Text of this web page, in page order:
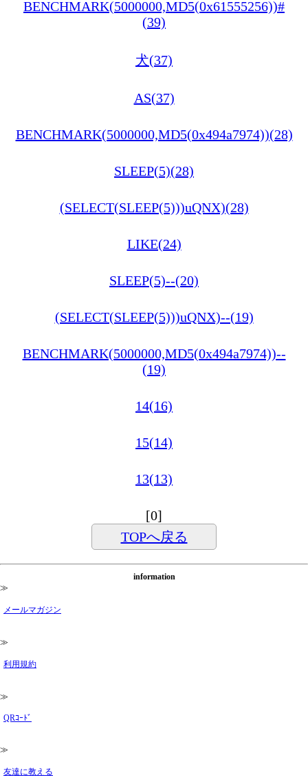
BENCHMARK(5000000,MD5(0x61555256))#
(39)
犬(37)
AS(37)
BENCHMARK(5000000,MD5(0x494a7974))(28)
SLEEP(5)(28)
(SELECT(SLEEP(5)))uQNX)(28)
LIKE(24)
SLEEP(5)--(20)
(SELECT(SLEEP(5)))uQNX)--(19)
BENCHMARK(5000000,MD5(0x494a7974))--
(19)
14(16)
15(14)
13(13)
[0]
TOPへ戻る
information
≫
メールマガジン
≫
利用規約
≫
QRｺｰﾄﾞ
≫
友達に教える